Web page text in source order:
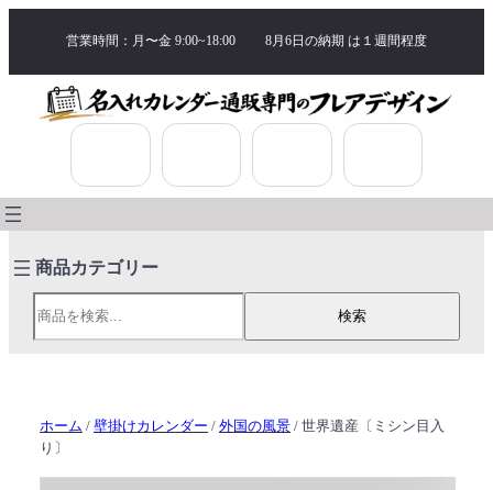
営業時間：月〜金 9:00~18:00 8月6日の納期 は １週間程度
検索
検索
ホーム / 壁掛けカレンダー / 外国の風景 / 世界遺産〔ミシン目入
り〕